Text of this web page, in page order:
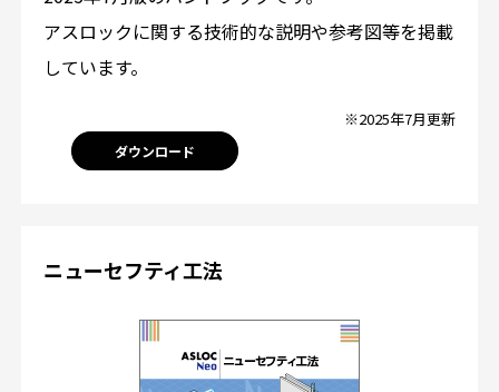
アスロックに関する技術的な説明や参考図等を掲載
しています。
※2025年7月更新
ダウンロード
ニューセフティ工法